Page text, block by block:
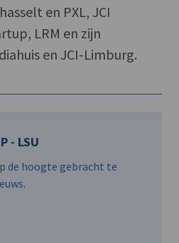
en PXL, JCI
LRM en zijn
en JCI-Limburg.
- LSU
de hoogte gebracht te